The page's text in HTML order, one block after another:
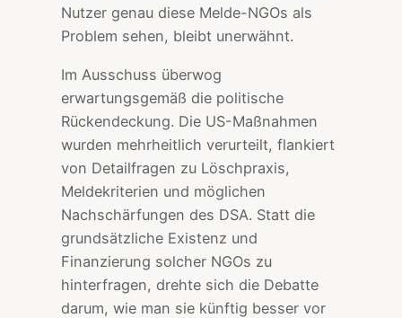
Nutzer genau diese Melde-NGOs als
Problem sehen, bleibt unerwähnt.
Im Ausschuss überwog
erwartungsgemäß die politische
Rückendeckung. Die US-Maßnahmen
wurden mehrheitlich verurteilt, flankiert
von Detailfragen zu Löschpraxis,
Meldekriterien und möglichen
Nachschärfungen des DSA. Statt die
grundsätzliche Existenz und
Finanzierung solcher NGOs zu
hinterfragen, drehte sich die Debatte
darum, wie man sie künftig besser vor